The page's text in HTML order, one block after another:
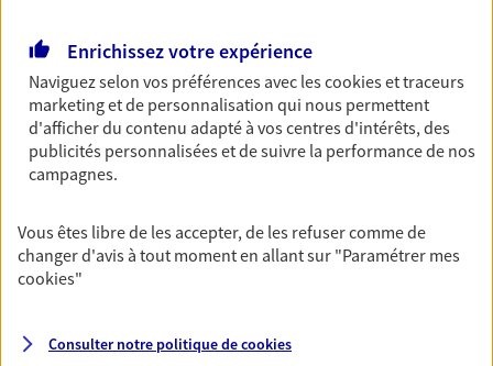
OBTENIR UN TARIF EN LIGNE
Multirisque Entreprise
Gagnez en simplicité et en sérénité avec votre
unique pour protéger vos locaux, matériels pro,
équipements et stocks… sans oublier votre
responsabilité civile.
Enrichissez votre expérience
Naviguez selon vos préférences avec lescookies et traceurs
marketing et de personnalisation qui nous permettent
d'afficher du contenu adapté à vos centres d'intérêts, des
publicités personnalisées et de suivre la performance de nos
campagnes.
Vous êtes libre de les accepter, de les refuser comme de
changer d'avis à tout moment en allant sur "Paramétrer mes
cookies"
Consulter notre politique decookies